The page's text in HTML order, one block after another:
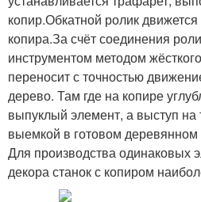
копир.Обкатной ролик
копира.За счёт соединения
инструментом методом
переносит с точностью
дерево. Там где на копире
выпуклый элемент, а выступ на
выемкой в готовом деревянном
Для производства одинаковых
декора станок с копиром